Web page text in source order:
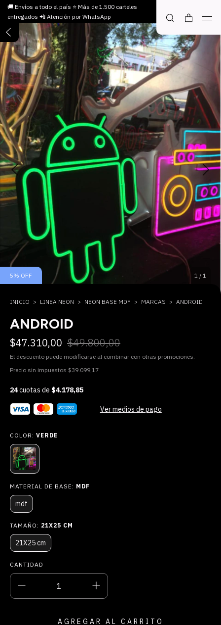
🚚 Envíos a todo el país ⭐ Más de 1.500 carteles
entregados 📲 Atención por WhatsApp
5% OFF 1 / 1
INICIO > LINEA NEON > NEON BASE MDF > MARCAS > ANDROID
ANDROID
$47.310,00 $49.800,00
El descuento puede modificarse al combinar con otras promociones.
Precio sin impuestos $39.099,17
24cuotas de $4.178,85
Ver medios de pago
COLOR: VERDE
MATERIAL DE BASE: MDF
mdf
TAMAÑO: 21X25 CM
21X25 cm
CANTIDAD